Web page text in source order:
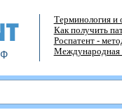
Терминология и
Как получить
Роспатент -
Международная